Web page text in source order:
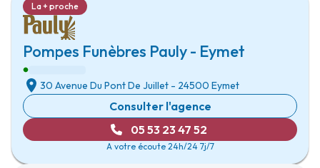
Pompes Funèbres Pauly - Eymet
La + proche
30 Avenue Du Pont De Juillet - 24500 Eymet
Consulter l'agence
05 53 23 47 52
A votre écoute 24h/24 7j/7